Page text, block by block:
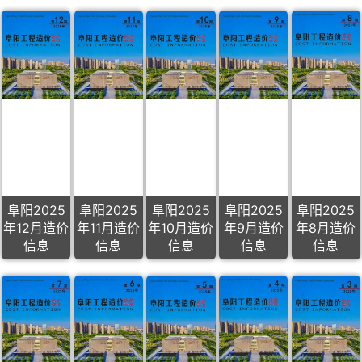
阜阳2025
年12月造价
信息
阜阳2025
年11月造价
信息
阜阳2025
年10月造价
信息
阜阳2025
年9月造价
信息
阜阳2025
年8月造价
信息